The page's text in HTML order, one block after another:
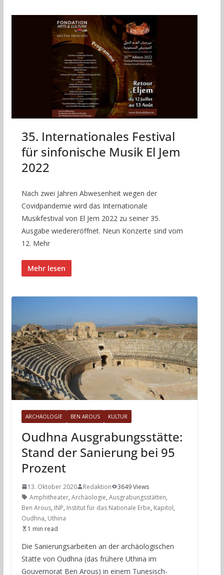
35. Internationales Festival
für sinfonische Musik El Jem
2022
Nach zwei Jahren Abwesenheit wegen der
Covidpandemie wird das Internationale
Musikfestival von El Jem 2022 zu seiner 35.
Ausgabe wiedereröffnet. Neun Konzerte sind vom
12. Mehr
Mehr lesen
ARCHÄOLOGIE BEN AROUS KULTUR
Oudhna Ausgrabungsstätte:
Stand der Sanierung bei 95
Prozent
13. Oktober 2020 Redaktion
3649 Views
Amphitheater, Archäologie, Ausgrabungsstätten,
Ben Arous, INP, Institut für das Nationale Erbe, Kapitol,
Oudhna, Uthina
1 min read
Die Sanierungsarbeiten an der archäologischen
Stätte von Oudhna (das frühere Uthina im
Gouvernorat Ben Arous) in einem Tunesisch-